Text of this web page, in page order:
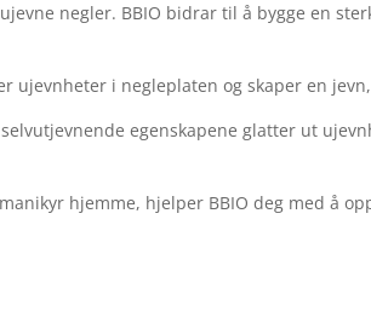
negler. BBIO bidrar til å bygge en
ujevnheter i negleplaten og skaper en
egenskapene glatter ut
hjemme, hjelper BBIO deg med å